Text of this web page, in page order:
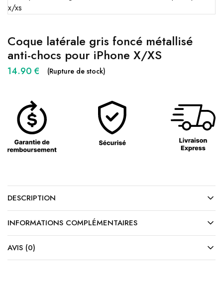
Coque latérale gris foncé métallisé
anti-chocs pour iPhone X/XS
14.90 € (Rupture de stock)
DESCRIPTION
INFORMATIONS COMPLÉMENTAIRES
AVIS (0)